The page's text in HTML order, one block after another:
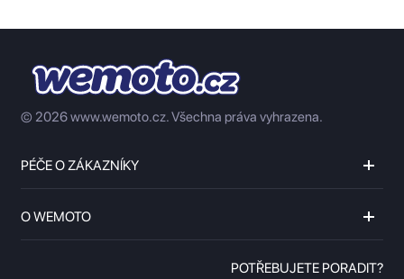
© 2026 www.wemoto.cz.Všechna práva vyhrazena.
PÉČE O ZÁKAZNÍKY
O WEMOTO
POTŘEBUJETE PORADIT?